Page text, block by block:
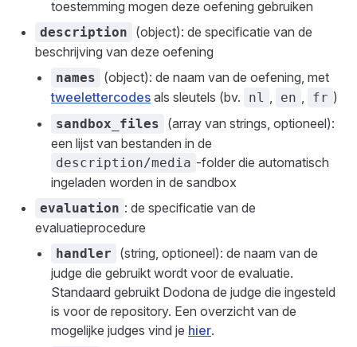
toestemming mogen deze oefening gebruiken
description
(object): de specificatie van de
beschrijving van deze oefening
names
(object): de naam van de oefening, met
tweelettercodes als sleutels (bv. nl , en , fr )
sandbox_files
(array van strings, optioneel):
een lijst van bestanden in de
description/media -folder die automatisch
ingeladen worden in de sandbox
evaluation : de specificatie van de
evaluatieprocedure
handler
(string, optioneel): de naam van de
judge die gebruikt wordt voor de evaluatie.
Standaard gebruikt Dodona de judge die ingesteld
is voor de repository. Een overzicht van de
mogelijke judges vind je hier.